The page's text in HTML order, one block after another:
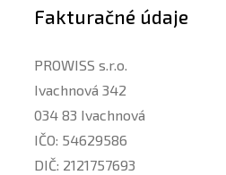
Fakturačné údaje
PROWISS s.r.o.
Ivachnová 342
034 83 Ivachnová
IČO: 54629586
DIČ: 2121757693